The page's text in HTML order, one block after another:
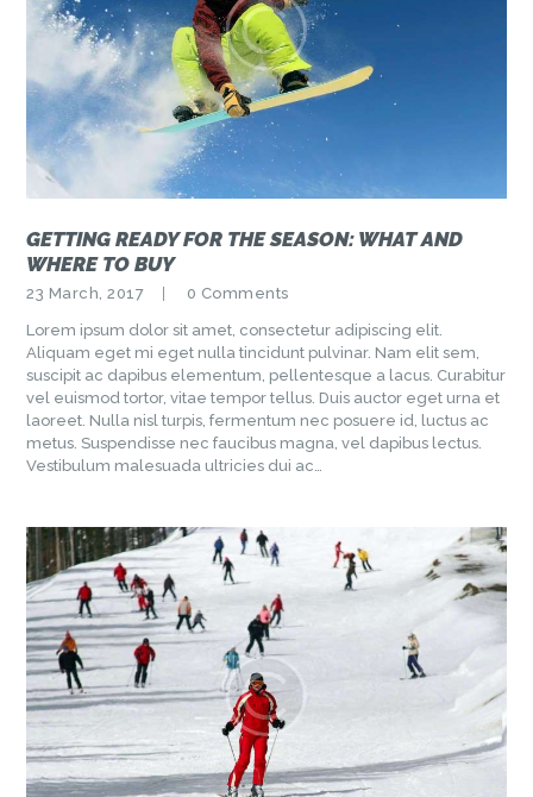
GETTING READY FOR THE SEASON: WHAT AND
WHERE TO BUY
23 March, 2017 0 Comments
Lorem ipsum dolor sit amet, consectetur adipiscing elit.
Aliquam eget mi eget nulla tincidunt pulvinar. Nam elit sem,
suscipit ac dapibus elementum, pellentesque a lacus. Curabitur
vel euismod tortor, vitae tempor tellus. Duis auctor eget urna et
laoreet. Nulla nisl turpis, fermentum nec posuere id, luctus ac
metus. Suspendisse nec faucibus magna, vel dapibus lectus.
Vestibulum malesuada ultricies dui ac…